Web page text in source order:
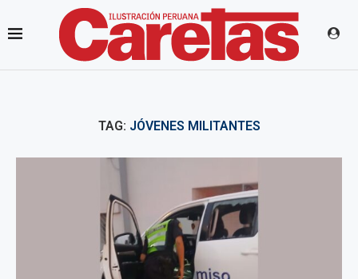
TAG: JÓVENES MILITANTES